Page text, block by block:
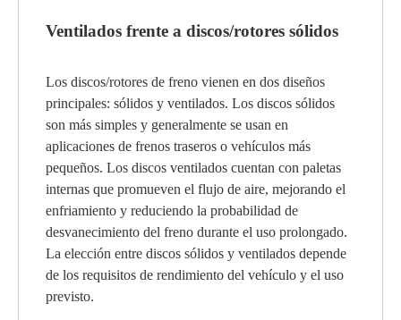
Ventilados frente a discos/rotores sólidos
Los discos/rotores de freno vienen en dos diseños
principales: sólidos y ventilados. Los discos sólidos
son más simples y generalmente se usan en
aplicaciones de frenos traseros o vehículos más
pequeños. Los discos ventilados cuentan con paletas
internas que promueven el flujo de aire, mejorando el
enfriamiento y reduciendo la probabilidad de
desvanecimiento del freno durante el uso prolongado.
La elección entre discos sólidos y ventilados depende
de los requisitos de rendimiento del vehículo y el uso
previsto.